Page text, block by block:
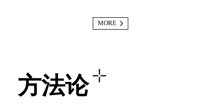
MORE
方法论